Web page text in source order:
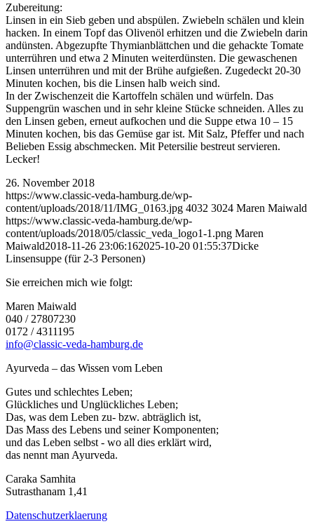
Zubereitung:
Linsen in ein Sieb geben und abspülen. Zwiebeln schälen und klein
hacken. In einem Topf das Olivenöl erhitzen und die Zwiebeln darin
andünsten. Abgezupfte Thymianblättchen und die gehackte Tomate
unterrühren und etwa 2 Minuten weiterdünsten. Die gewaschenen
Linsen unterrühren und mit der Brühe aufgießen. Zugedeckt 20-30
Minuten kochen, bis die Linsen halb weich sind.
In der Zwischenzeit die Kartoffeln schälen und würfeln. Das
Suppengrün waschen und in sehr kleine Stücke schneiden. Alles zu
den Linsen geben, erneut aufkochen und die Suppe etwa 10 – 15
Minuten kochen, bis das Gemüse gar ist. Mit Salz, Pfeffer und nach
Belieben Essig abschmecken. Mit Petersilie bestreut servieren.
Lecker!
26. November 2018
https://www.classic-veda-hamburg.de/wp-
content/uploads/2018/11/IMG_0163.jpg 4032 3024 Maren Maiwald
https://www.classic-veda-hamburg.de/wp-
content/uploads/2018/05/classic_veda_logo1-1.png Maren
Maiwald2018-11-26 23:06:162025-10-20 01:55:37Dicke
Linsensuppe (für 2-3 Personen)
Sie erreichen mich wie folgt:
Maren Maiwald
040 / 27807230
0172 / 4311195
info@classic-veda-hamburg.de
Ayurveda – das Wissen vom Leben
Gutes und schlechtes Leben;
Glückliches und Unglückliches Leben;
Das, was dem Leben zu- bzw. abträglich ist,
Das Mass des Lebens und seiner Komponenten;
und das Leben selbst - wo all dies erklärt wird,
das nennt man Ayurveda.
Caraka Samhita
Sutrasthanam 1,41
Datenschutzerklaerung